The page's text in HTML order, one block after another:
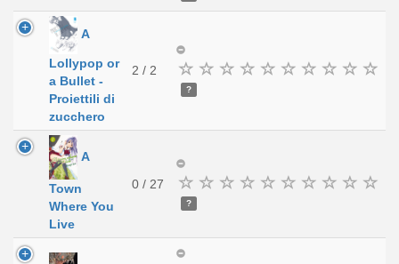
A
Lollypop or
a Bullet -
Proiettili di
zucchero
2 / 2
?
A
Town
Where You
Live
0 / 27
?